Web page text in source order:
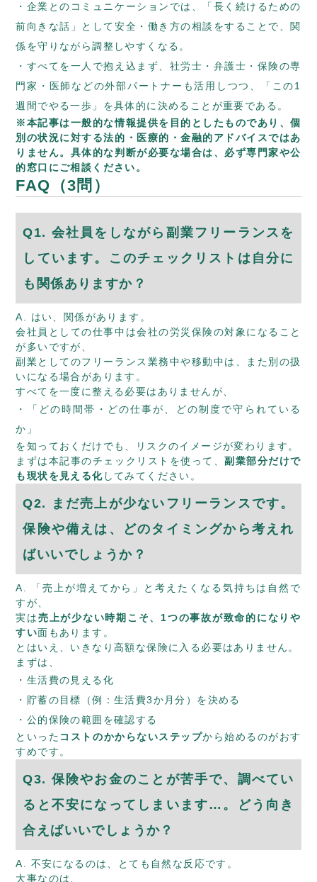
企業とのコミュニケーションでは、「長く続けるための
前向きな話」として安全・働き方の相談をすることで、関
係を守りながら調整しやすくなる。
すべてを一人で抱え込まず、社労士・弁護士・保険の専
門家・医師などの外部パートナーも活用しつつ、「この1
週間でやる一歩」を具体的に決めることが重要である。
※本記事は一般的な情報提供を目的としたものであり、個
別の状況に対する法的・医療的・金融的アドバイスではあ
りません。具体的な判断が必要な場合は、必ず専門家や公
的窓口にご相談ください。
FAQ（3問）
Q1. 会社員をしながら副業フリーランスを
しています。このチェックリストは自分に
も関係ありますか？
A. はい、関係があります。
会社員としての仕事中は会社の労災保険の対象になること
が多いですが、
副業としてのフリーランス業務中や移動中は、また別の扱
いになる場合があります。
すべてを一度に整える必要はありませんが、
「どの時間帯・どの仕事が、どの制度で守られている
か」
を知っておくだけでも、リスクのイメージが変わります。
まずは本記事のチェックリストを使って、副業部分だけで
も現状を見える化 してみてください。
Q2. まだ売上が少ないフリーランスです。
保険や備えは、どのタイミングから考えれ
ばいいでしょうか？
A. 「売上が増えてから」と考えたくなる気持ちは自然で
すが、
実は売上が少ない時期こそ、1つの事故が致命的になりや
すい面もあります。
とはいえ、いきなり高額な保険に入る必要はありません。
まずは、
生活費の見える化
貯蓄の目標（例：生活費3か月分）を決める
公的保険の範囲を確認する
といった コストのかからないステップから始めるのがおす
すめです。
Q3. 保険やお金のことが苦手で、調べてい
ると不安になってしまいます…。どう向き
合えばいいでしょうか？
A. 不安になるのは、とても自然な反応です。
大事なのは、